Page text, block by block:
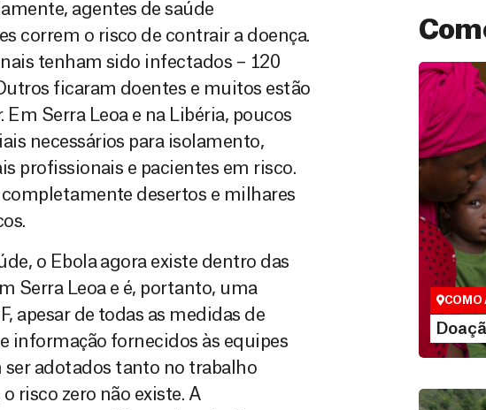
agentes de saúde
correm o risco de contrair a doença.
tenham sido infectados – 120
ficaram doentes e muitos estão
Serra Leoa e na Libéria, poucos
necessários para isolamento,
profissionais e pacientes em risco.
desertos e milhares
o Ebola agora existe dentro das
Serra Leoa e é, portanto, uma
apesar de todas as medidas de
informação fornecidos às equipes
adotados tanto no trabalho
risco zero não existe. A
Doação
São as
que nos
vidas em
COMO